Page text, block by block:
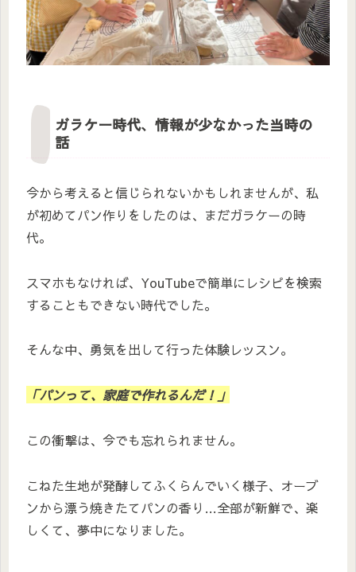
ガラケー時代、情報が少なかった当時の
話
今から考えると信じられないかもしれませんが、私
が初めてパン作りをしたのは、まだガラケーの時
代。
スマホもなければ、YouTubeで簡単にレシピを検索
することもできない時代でした。
そんな中、勇気を出して行った体験レッスン。
「パンって、家庭で作れるんだ！」
この衝撃は、今でも忘れられません。
こねた生地が発酵してふくらんでいく様子、オーブ
ンから漂う焼きたてパンの香り…全部が新鮮で、楽
しくて、夢中になりました。